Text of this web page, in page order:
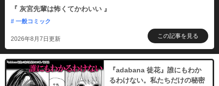
『 灰宮先輩は怖くてかわいい 』
# 一般コミック
2026年8月7日更新 この記事を見る
『adabana 徒花』誰にもわか
るわけない。私たちだけの秘密